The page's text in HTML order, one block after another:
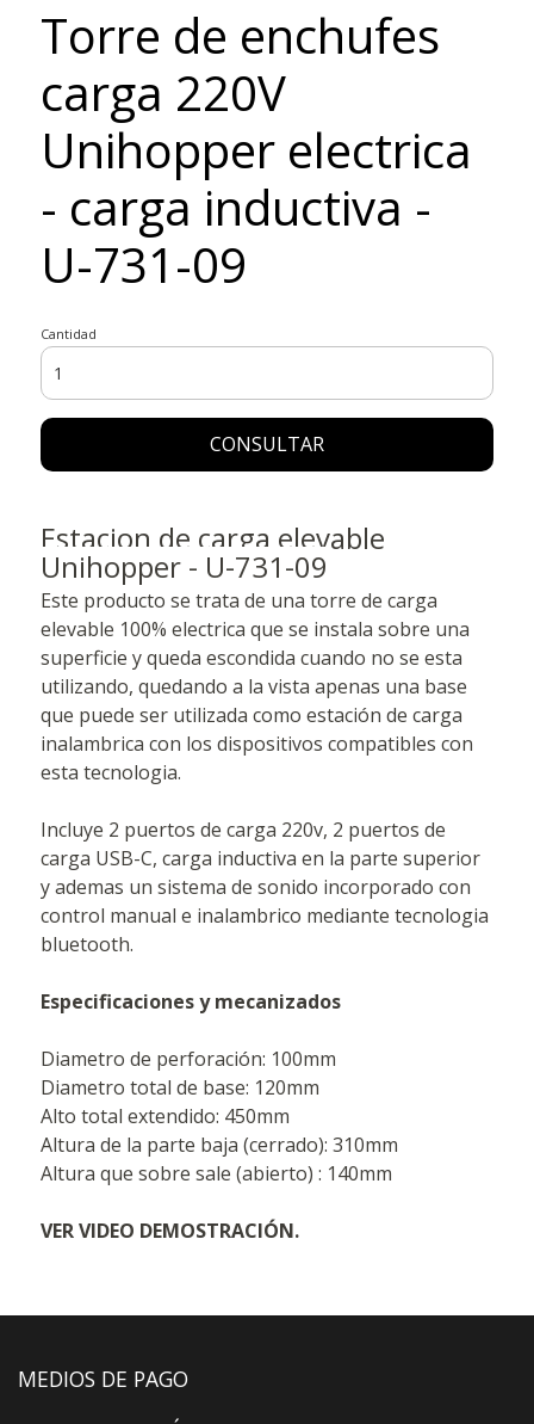
Torre de enchufes
carga 220V
Unihopper electrica
- carga inductiva -
U-731-09
Cantidad
CONSULTAR
Estacion de carga elevable
Unihopper - U-731-09
Este producto se trata de una torre de carga
elevable 100% electrica que se instala sobre una
superficie y queda escondida cuando no se esta
utilizando, quedando a la vista apenas una base
que puede ser utilizada como estación de carga
inalambrica con los dispositivos compatibles con
esta tecnologia.
Incluye 2 puertos de carga 220v, 2 puertos de
carga USB-C, carga inductiva en la parte superior
y ademas un sistema de sonido incorporado con
control manual e inalambrico mediante tecnologia
bluetooth.
Especificaciones y mecanizados
Diametro de perforación: 100mm
Diametro total de base: 120mm
Alto total extendido: 450mm
Altura de la parte baja (cerrado): 310mm
Altura que sobre sale (abierto) : 140mm
VER VIDEO DEMOSTRACIÓN.
MEDIOS DE PAGO